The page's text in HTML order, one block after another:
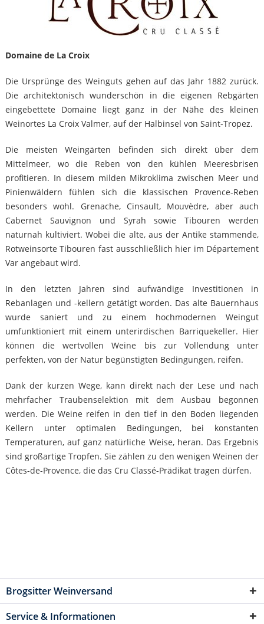
Domaine de La Croix
Die Ursprünge des Weinguts gehen auf das Jahr 1882 zurück.
Die architektonisch wunderschön in die eigenen Rebgärten
eingebettete Domaine liegt ganz in der Nähe des kleinen
Weinortes La Croix Valmer, auf der Halbinsel von Saint-Tropez.
Die meisten Weingärten befinden sich direkt über dem
Mittelmeer, wo die Reben von den kühlen Meeresbrisen
profitieren. In diesem milden Mikroklima zwischen Meer und
Pinienwäldern fühlen sich die klassischen Provence-Reben
besonders wohl. Grenache, Cinsault, Mouvèdre, aber auch
Cabernet Sauvignon und Syrah sowie Tibouren werden
naturnah kultiviert. Wobei die alte, aus der Antike stammende,
Rotweinsorte Tibouren fast ausschließlich hier im Département
Var angebaut wird.
In den letzten Jahren sind aufwändige Investitionen in
Rebanlagen und -kellern getätigt worden. Das alte Bauernhaus
wurde saniert und zu einem hochmodernen Weingut
umfunktioniert mit einem unterirdischen Barriquekeller. Hier
können die wertvollen Weine bis zur Vollendung unter
perfekten, von der Natur begünstigten Bedingungen, reifen.
Dank der kurzen Wege, kann direkt nach der Lese und nach
mehrfacher Traubenselektion mit dem Ausbau begonnen
werden. Die Weine reifen in den tief in den Boden liegenden
Kellern unter optimalen Bedingungen, bei konstanten
Temperaturen, auf ganz natürliche Weise, heran. Das Ergebnis
sind großartige Tropfen. Sie zählen zu den wenigen Weinen der
Côtes-de-Provence, die das Cru Classé-Prädikat tragen dürfen.
Brogsitter Weinversand
Service & Informationen